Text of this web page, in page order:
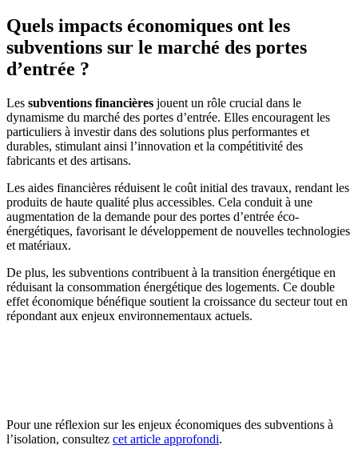
Quels impacts économiques ont les
subventions sur le marché des portes
d’entrée ?
Les subventions financières jouent un rôle crucial dans le
dynamisme du marché des portes d’entrée. Elles encouragent les
particuliers à investir dans des solutions plus performantes et
durables, stimulant ainsi l’innovation et la compétitivité des
fabricants et des artisans.
Les aides financières réduisent le coût initial des travaux, rendant les
produits de haute qualité plus accessibles. Cela conduit à une
augmentation de la demande pour des portes d’entrée éco-
énergétiques, favorisant le développement de nouvelles technologies
et matériaux.
De plus, les subventions contribuent à la transition énergétique en
réduisant la consommation énergétique des logements. Ce double
effet économique bénéfique soutient la croissance du secteur tout en
répondant aux enjeux environnementaux actuels.
Pour une réflexion sur les enjeux économiques des subventions à
l’isolation, consultez cet article approfondi.